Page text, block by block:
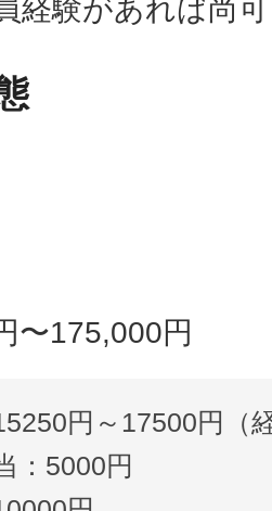
経験があれば尚可
〜175,000円
円～17500円（
：5000円